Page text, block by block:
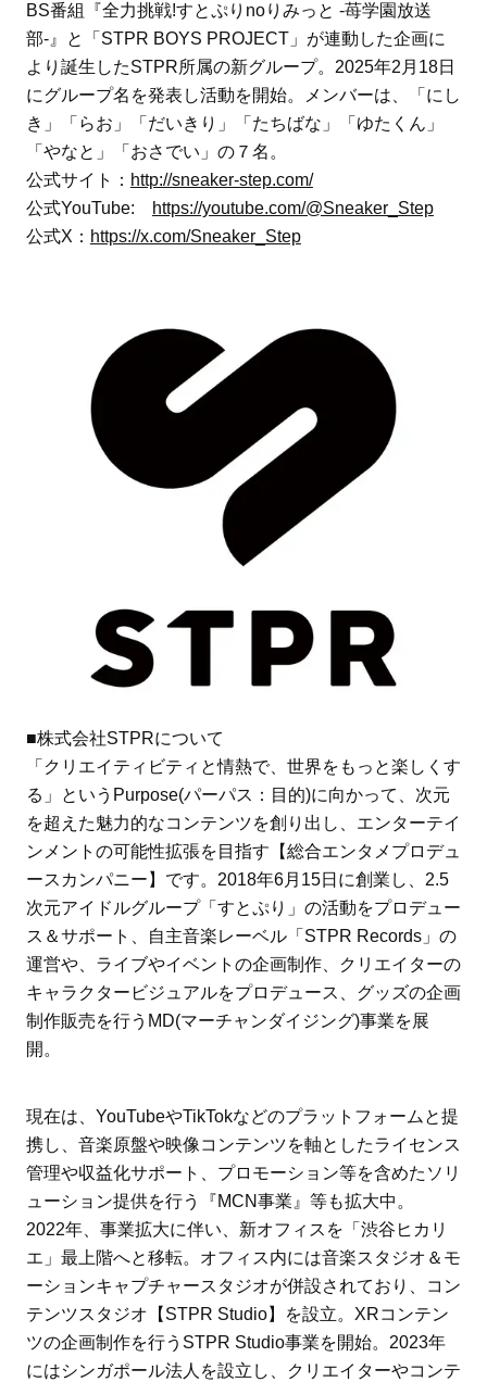
BS番組『全力挑戦!すとぷりnoりみっと -苺学園放送
部-』と「STPR BOYS PROJECT」が連動した企画に
より誕生したSTPR所属の新グループ。2025年2月18日
にグループ名を発表し活動を開始。メンバーは、「にし
き」「らお」「だいきり」「たちばな」「ゆたくん」
「やなと」「おさでい」の７名。
公式サイト： http://sneaker-step.com/
公式YouTube:
https://youtube.com/@Sneaker_Step
公式X： https://x.com/Sneaker_Step
■株式会社STPRについて
「クリエイティビティと情熱で、世界をもっと楽しくす
る」というPurpose(パーパス：目的)に向かって、次元
を超えた魅力的なコンテンツを創り出し、エンターテイ
ンメントの可能性拡張を目指す【総合エンタメプロデュ
ースカンパニー】です。2018年6月15日に創業し、2.5
次元アイドルグループ「すとぷり」の活動をプロデュー
ス＆サポート、自主音楽レーベル「STPR Records」の
運営や、ライブやイベントの企画制作、クリエイターの
キャラクタービジュアルをプロデュース、グッズの企画
制作販売を行うMD(マーチャンダイジング)事業を展
開。
現在は、YouTubeやTikTokなどのプラットフォームと提
携し、音楽原盤や映像コンテンツを軸としたライセンス
管理や収益化サポート、プロモーション等を含めたソリ
ューション提供を行う『MCN事業』等も拡大中。
2022年、事業拡大に伴い、新オフィスを「渋谷ヒカリ
エ」最上階へと移転。オフィス内には音楽スタジオ＆モ
ーションキャプチャースタジオが併設されており、コン
テンツスタジオ【STPR Studio】を設立。XRコンテン
ツの企画制作を行うSTPR Studio事業を開始。2023年
にはシンガポール法人を設立し、クリエイターやコンテ